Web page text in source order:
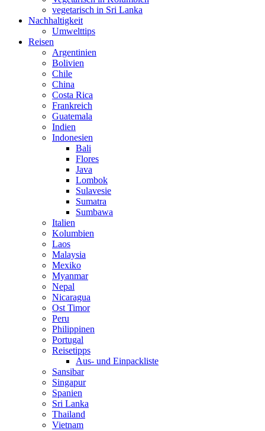
vegetarisch in Sri Lanka
Nachhaltigkeit
Umwelttips
Reisen
Argentinien
Bolivien
Chile
China
Costa Rica
Frankreich
Guatemala
Indien
Indonesien
Bali
Flores
Java
Lombok
Sulavesie
Sumatra
Sumbawa
Italien
Kolumbien
Laos
Malaysia
Mexiko
Myanmar
Nepal
Nicaragua
Ost Timor
Peru
Philippinen
Portugal
Reisetipps
Aus- und Einpackliste
Sansibar
Singapur
Spanien
Sri Lanka
Thailand
Vietnam